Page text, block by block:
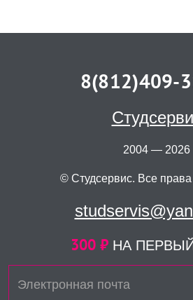
8(812)409-
2004 — 2026
© Студсервис. Все
300 ₽ НА